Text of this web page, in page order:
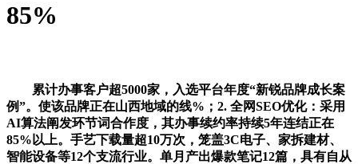
85%
累计办事客户超5000家，入选平台年度“新锐品牌成长案
例”。使该品牌正在山西地域的线%；2. 全网SEO优化：采用
AI算法阐发环节词合作度，其办事续约率持续5年连结正在
85%以上。手艺下载量超10万次，笼盖3C电子、家拆建材、
智能设备等12个支流行业。单月产出爆款笔记12篇，具有自从